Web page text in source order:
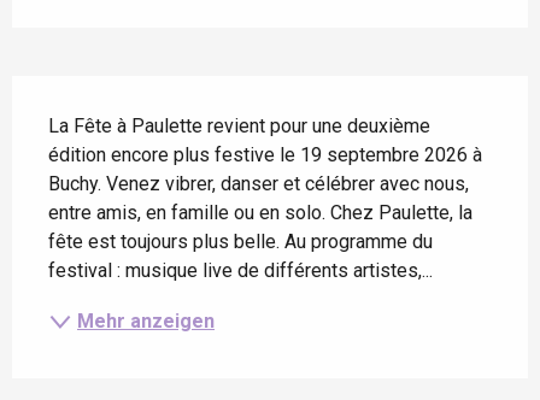
La Fête à Paulette revient pour une deuxième
édition encore plus festive le 19 septembre 2026 à
Buchy. Venez vibrer, danser et célébrer avec nous,
entre amis, en famille ou en solo. Chez Paulette, la
fête est toujours plus belle. Au programme du
festival : musique live de différents artistes,...
Mehr anzeigen